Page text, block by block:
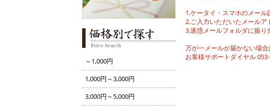
～1,000円
1,000円～3,000円
3,000円～5,000円
1.ケータイ・スマホのメー
2.ご入力いただいたメールア
3.迷惑メールフォルダに振り
万が一メールが届かない場
お客様サポートダイヤル